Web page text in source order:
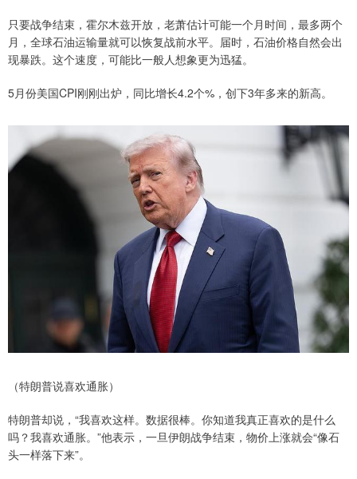
只要战争结束，霍尔木兹开放，老萧估计可能一个月时间，最多两个
月，全球石油运输量就可以恢复战前水平。届时，石油价格自然会出
现暴跌。这个速度，可能比一般人想象更为迅猛。
5月份美国CPI刚刚出炉，同比增长4.2个%，创下3年多来的新高。
（特朗普说喜欢通胀）
特朗普却说，“我喜欢这样。数据很棒。你知道我真正喜欢的是什么
吗？我喜欢通胀。”他表示，一旦伊朗战争结束，物价上涨就会“像石
头一样落下来”。